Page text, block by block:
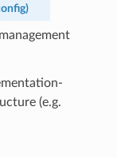
)
(e.g.